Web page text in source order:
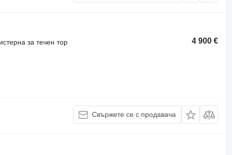
4 900 €
за течен тор
Свържете се с продавача